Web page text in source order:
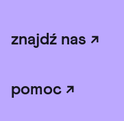
znajdź nas ↗
pomoc ↗